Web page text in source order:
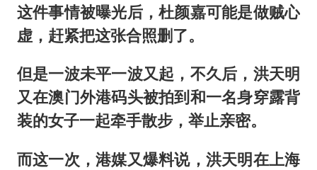
这件事情被曝光后，杜颜嘉可能是做贼心
虚，赶紧把这张合照删了。
但是一波未平一波又起，不久后，洪天明
又在澳门外港码头被拍到和一名身穿露背
装的女子一起牵手散步，举止亲密。
而这一次，港媒又爆料说，洪天明在上海